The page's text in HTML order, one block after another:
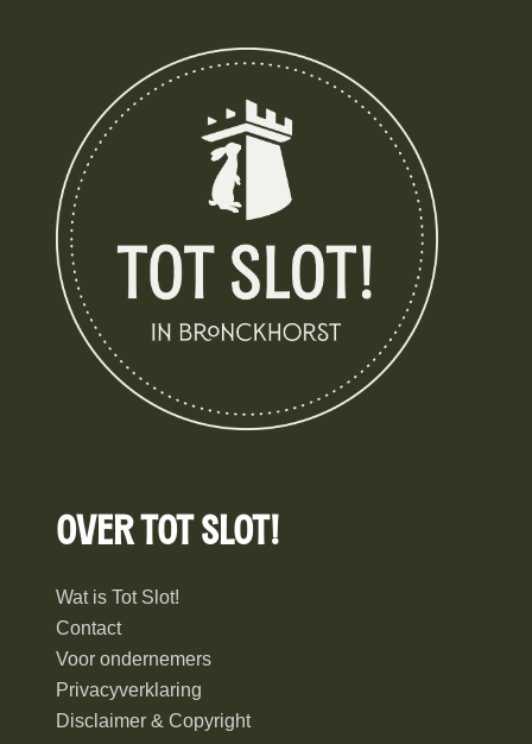
Over Tot Slot!
Wat is Tot Slot!
Contact
Voor ondernemers
Privacyverklaring
Disclaimer & Copyright